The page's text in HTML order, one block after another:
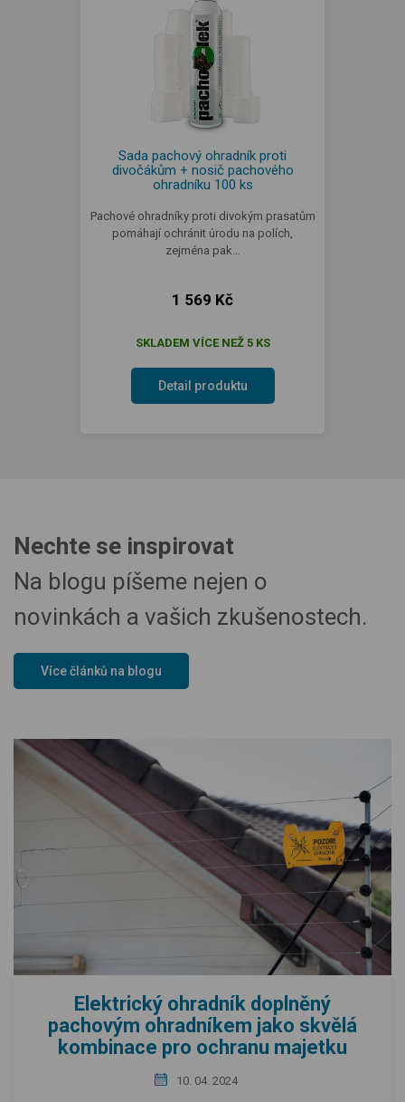
Sada pachový ohradník proti
divočákům + nosič pachového
ohradníku 100 ks
Pachové ohradníky proti divokým prasatům
pomáhají ochránit úrodu na polích,
zejména pak…
1 569 Kč
SKLADEM VÍCE NEŽ 5 KS
Detail produktu
Nechte se inspirovat
Na blogu píšeme nejen o
novinkách a vašich zkušenostech.
Více článků na blogu
Elektrický ohradník doplněný
pachovým ohradníkem jako skvělá
kombinace pro ochranu majetku
10. 04. 2024